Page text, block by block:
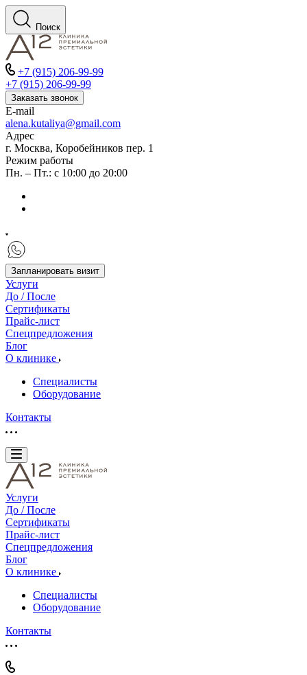
Поиск
+7 (915) 206-99-99
+7 (915) 206-99-99
Заказать звонок
E-mail
alena.kutaliya@gmail.com
Адрес
г. Москва, Коробейников пер. 1
Режим работы
Пн. – Пт.: с 10:00 до 20:00
Запланировать визит
Услуги
До / После
Сертификаты
Прайс-лист
Спецпредложения
Блог
О клинике
Специалисты
Оборудование
Контакты
Услуги
До / После
Сертификаты
Прайс-лист
Спецпредложения
Блог
О клинике
Специалисты
Оборудование
Контакты